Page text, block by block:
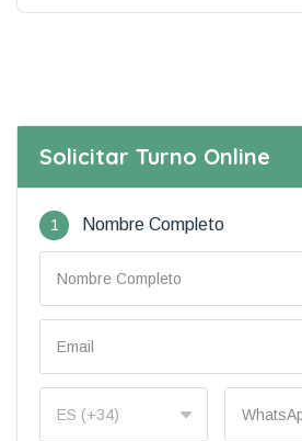
Solicitar Turno Online
1 Nombre Completo